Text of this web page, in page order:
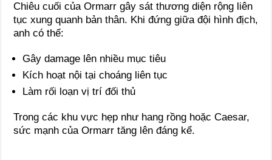
Chiêu cuối của Ormarr gây sát thương diện rộng liên
tục xung quanh bản thân. Khi đứng giữa đội hình địch,
anh có thể:
Gây damage lên nhiều mục tiêu
Kích hoạt nội tại choáng liên tục
Làm rối loạn vị trí đối thủ
Trong các khu vực hẹp như hang rồng hoặc Caesar,
sức mạnh của Ormarr tăng lên đáng kể.